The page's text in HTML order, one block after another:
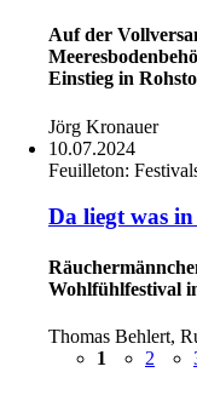
Auf der
Einstieg in
Jörg Kronauer
10.07.2024
Feuilleton:
Da liegt was
Wohlfühlfestival
Thomas Behlert,
1
2